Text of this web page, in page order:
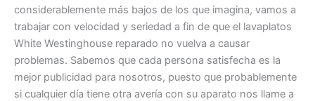
considerablemente más bajos de los que imagina, vamos a
trabajar con velocidad y seriedad a fin de que el lavaplatos
White Westinghouse reparado no vuelva a causar
problemas. Sabemos que cada persona satisfecha es la
mejor publicidad para nosotros, puesto que probablemente
si cualquier día tiene otra avería con su aparato nos llame a